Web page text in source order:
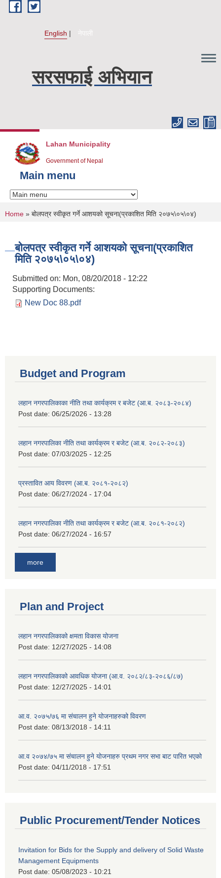
Skip to main content
English नेपाली
सरसफाई अभियान
Lahan Municipality
Government of Nepal
Main menu
You are here
Home » बोलपत्र स्वीकृत गर्ने आशयको सूचना(प्रकाशित मिति २०७५\०५\०४)
बोलपत्र स्वीकृत गर्ने आशयको सूचना(प्रकाशित
मिति २०७५\०५\०४)
Submitted on: Mon, 08/20/2018 - 12:22
Supporting Documents:
New Doc 88.pdf
Budget and Program
लहान नगरपालिकाका नीति तथा कार्यक्रम र बजेट (आ.ब. २०८३-२०८४)
Post date: 06/25/2026 - 13:28
लहान नगरपालिका नीति तथा कार्यक्रम र बजेट (आ.ब. २०८२-२०८३)
Post date: 07/03/2025 - 12:25
प्रस्तावित आय विवरण (आ.ब. २०८१-२०८२)
Post date: 06/27/2024 - 17:04
लहान नगरपालिका नीति तथा कार्यक्रम र बजेट (आ.ब. २०८१-२०८२)
Post date: 06/27/2024 - 16:57
more
Plan and Project
लहान नगरपालिकाको क्षमता विकास योजना
Post date: 12/27/2025 - 14:08
लहान नगरपालिकाको आवधिक योजना (आ.व. २०८२/८३-२०८६/८७)
Post date: 12/27/2025 - 14:01
आ.व. २०७५/७६ मा संचालन हुने योजनाहरुको विवरण
Post date: 08/13/2018 - 14:11
आ.व २०७४/७५ मा संचालन हुने योजनाहरु प्रथम नगर सभा बाट पारित भएको
Post date: 04/11/2018 - 17:51
Public Procurement/Tender Notices
Invitation for Bids for the Supply and delivery of Solid Waste
Management Equipments
Post date: 05/08/2023 - 10:21